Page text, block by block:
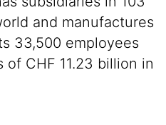
and manufactures
33,500 employees
CHF 11.23 billion in